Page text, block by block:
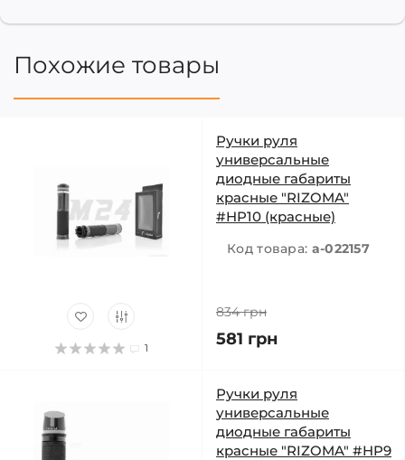
Похожие товары
1
Ручки руля
универсальные
диодные габариты
красные "RIZOMA"
#HP10 (красные)
Код товара: a-022157
834 грн
581 грн
Ручки руля
универсальные
диодные габариты
красные "RIZOMA" #HP9